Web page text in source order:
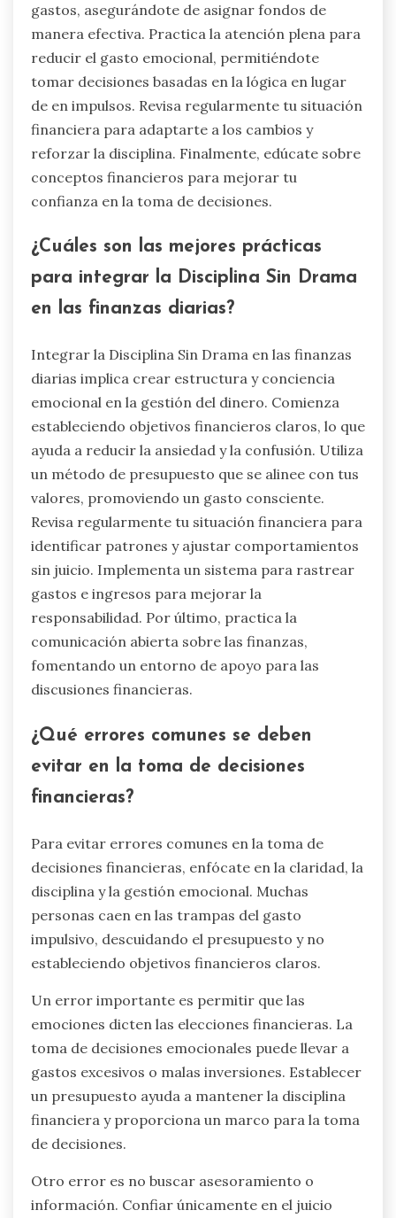
gastos, asegurándote de asignar fondos de
manera efectiva. Practica la atención plena para
reducir el gasto emocional, permitiéndote
tomar decisiones basadas en la lógica en lugar
de en impulsos. Revisa regularmente tu situación
financiera para adaptarte a los cambios y
reforzar la disciplina. Finalmente, edúcate sobre
conceptos financieros para mejorar tu
confianza en la toma de decisiones.
¿Cuáles son las mejores prácticas
para integrar la Disciplina Sin Drama
en las finanzas diarias?
Integrar la Disciplina Sin Drama en las finanzas
diarias implica crear estructura y conciencia
emocional en la gestión del dinero. Comienza
estableciendo objetivos financieros claros, lo que
ayuda a reducir la ansiedad y la confusión. Utiliza
un método de presupuesto que se alinee con tus
valores, promoviendo un gasto consciente.
Revisa regularmente tu situación financiera para
identificar patrones y ajustar comportamientos
sin juicio. Implementa un sistema para rastrear
gastos e ingresos para mejorar la
responsabilidad. Por último, practica la
comunicación abierta sobre las finanzas,
fomentando un entorno de apoyo para las
discusiones financieras.
¿Qué errores comunes se deben
evitar en la toma de decisiones
financieras?
Para evitar errores comunes en la toma de
decisiones financieras, enfócate en la claridad, la
disciplina y la gestión emocional. Muchas
personas caen en las trampas del gasto
impulsivo, descuidando el presupuesto y no
estableciendo objetivos financieros claros.
Un error importante es permitir que las
emociones dicten las elecciones financieras. La
toma de decisiones emocionales puede llevar a
gastos excesivos o malas inversiones. Establecer
un presupuesto ayuda a mantener la disciplina
financiera y proporciona un marco para la toma
de decisiones.
Otro error es no buscar asesoramiento o
información. Confiar únicamente en el juicio